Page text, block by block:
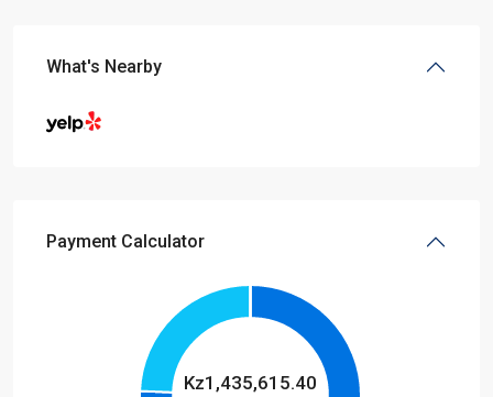
What's Nearby
Payment Calculator
Kz1,435,615.40